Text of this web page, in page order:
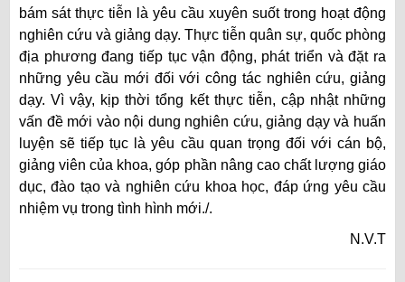
bám sát thực tiễn là yêu cầu xuyên suốt trong hoạt động
nghiên cứu và giảng dạy. Thực tiễn quân sự, quốc phòng
địa phương đang tiếp tục vận động, phát triển và đặt ra
những yêu cầu mới đối với công tác nghiên cứu, giảng
dạy. Vì vậy, kịp thời tổng kết thực tiễn, cập nhật những
vấn đề mới vào nội dung nghiên cứu, giảng dạy và huấn
luyện sẽ tiếp tục là yêu cầu quan trọng đối với cán bộ,
giảng viên của khoa, góp phần nâng cao chất lượng giáo
dục, đào tạo và nghiên cứu khoa học, đáp ứng yêu cầu
nhiệm vụ trong tình hình mới./.
N.V.T